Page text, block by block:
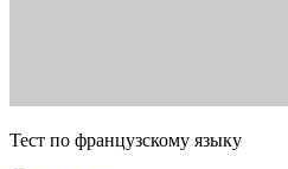
Тест по французскому языку